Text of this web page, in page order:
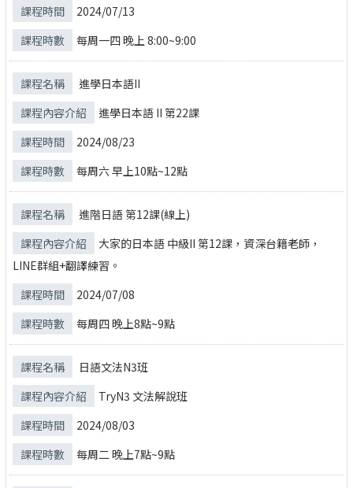
2024/07/13
每周一四 晚上 8:00~9:00
進學日本語II
進學日本語 II 第22課
2024/08/23
每周六 早上10點~12點
進階日語 第12課(線上)
大家的日本語 中級II 第12課，資深台籍老師，
LINE群組+翻譯練習。
2024/07/08
每周四 晚上8點~9點
日語文法N3班
TryN3 文法解說班
2024/08/03
每周二 晚上7點~9點